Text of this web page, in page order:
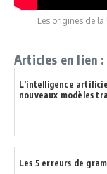
Les origines de
Articles en lien :
L’intelligence
nouveaux modèles
Les 5 erreurs de